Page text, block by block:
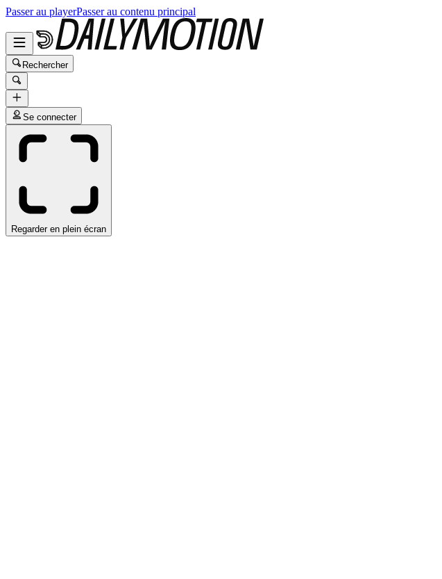
Passer au playerPasser au contenu principal
Rechercher
Se connecter
Regarder en plein écran